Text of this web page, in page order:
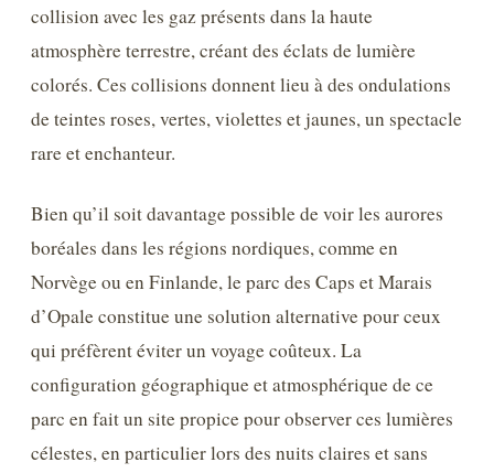
collision avec les gaz présents dans la haute
atmosphère terrestre, créant des éclats de lumière
colorés. Ces collisions donnent lieu à des ondulations
de teintes roses, vertes, violettes et jaunes, un spectacle
rare et enchanteur.
Bien qu’il soit davantage possible de voir les aurores
boréales dans les régions nordiques, comme en
Norvège ou en Finlande, le parc des Caps et Marais
d’Opale constitue une solution alternative pour ceux
qui préfèrent éviter un voyage coûteux. La
configuration géographique et atmosphérique de ce
parc en fait un site propice pour observer ces lumières
célestes, en particulier lors des nuits claires et sans